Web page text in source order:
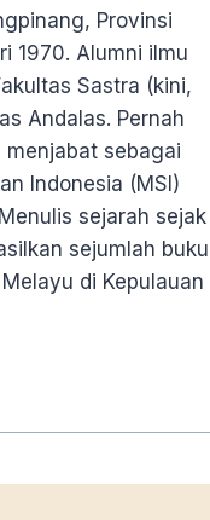
Provinsi
1970. Alumni ilmu
Sastra (kini,
Andalas. Pernah
menjabat sebagai
Indonesia (MSI)
sejarah sejak
sejumlah buku
di Kepulauan